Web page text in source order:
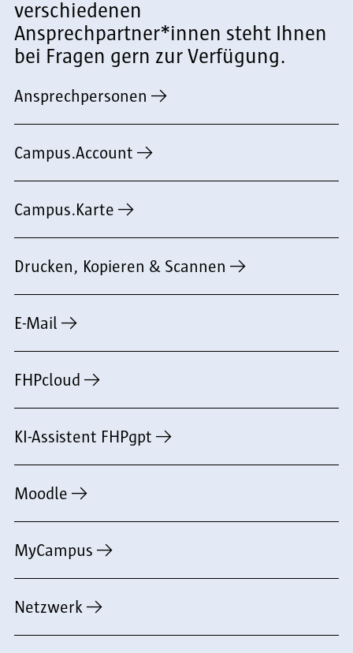
verschiedenen
Ansprechpartner*innen steht Ihnen
bei Fragen gern zur Verfügung.
Ansprechpersonen
Campus.Account
Campus.Karte
Drucken, Kopieren & Scannen
E-Mail
FHPcloud
KI-Assistent FHPgpt
Moodle
MyCampus
Netzwerk